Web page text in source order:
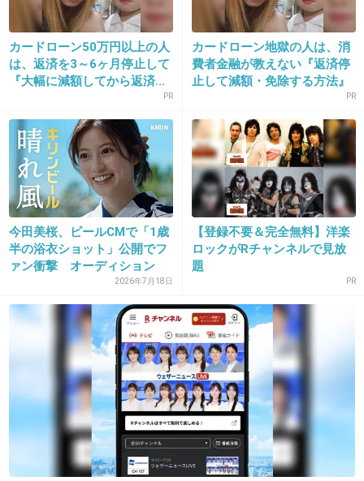
この子って凄く可愛いのに見てると不安になる
顔だよね。
+244 -26
13. 匿名 2019/03/05(火) 17:25:38
やっぱりもう目がくりくりだね
+4 -17
14. 匿名2019/03/05(火) 17:25:50
22歳誕生日おめでとうございます
+300
カードローン50万円以上の人
は、返済を3～6ヶ月停止して
『大幅に減額してから返済...
PR
カードローン地獄の人は、消
費者金融が教えない『返済停
止して減額・免除する方法』
PR
今田美桜、ビールCMで「1歳
半の浴衣ショット」公開でフ
ァン衝撃 オーディション
2026年7月18日
【登録不要＆完全無料】洋楽
ロックがRチャンネルで見放
題
PR